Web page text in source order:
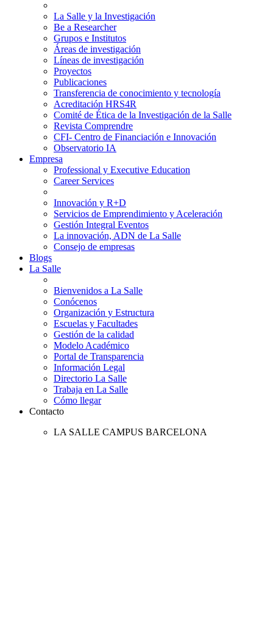
La Salle y la Investigación
Be a Researcher
Grupos e Institutos
Áreas de investigación
Líneas de investigación
Proyectos
Publicaciones
Transferencia de conocimiento y tecnología
Acreditación HRS4R
Comité de Ética de la Investigación de la Salle
Revista Comprendre
CFI- Centro de Financiación e Innovación
Observatorio IA
Empresa
Professional y Executive Education
Career Services
Innovación y R+D
Servicios de Emprendimiento y Aceleración
Gestión Integral Eventos
La innovación, ADN de La Salle
Consejo de empresas
Blogs
La Salle
Bienvenidos a La Salle
Conócenos
Organización y Estructura
Escuelas y Facultades
Gestión de la calidad
Modelo Académico
Portal de Transparencia
Información Legal
Directorio La Salle
Trabaja en La Salle
Cómo llegar
Contacto
LA SALLE CAMPUS BARCELONA